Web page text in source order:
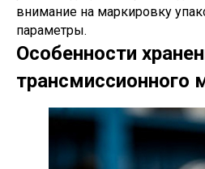
внимание на маркировку
параметры.
Особенности
трансмиссионного